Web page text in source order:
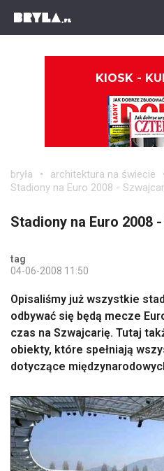
KIOSK -
bryła
architektura na świecie
Stadiony na Euro 2008 -
Stadiony na Euro 2008
tag
04-06-2008 11:50
Opisaliśmy już wszystkie
odbywać się będą mecze
czas na Szwajcarię. Tutaj
obiekty, które spełniają
dotyczące